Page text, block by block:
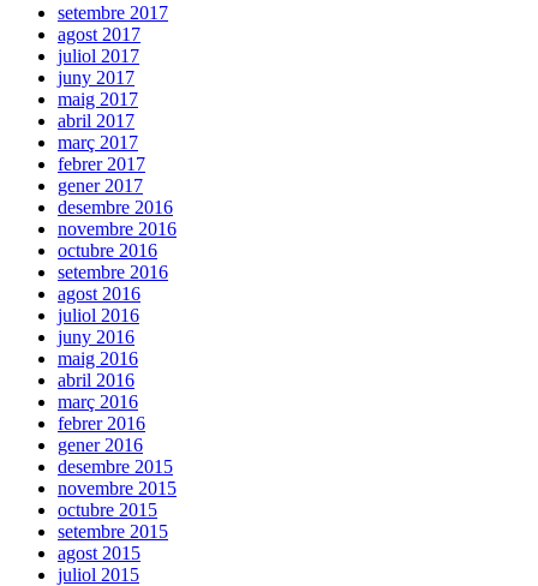
setembre 2017
agost 2017
juliol 2017
juny 2017
maig 2017
abril 2017
març 2017
febrer 2017
gener 2017
desembre 2016
novembre 2016
octubre 2016
setembre 2016
agost 2016
juliol 2016
juny 2016
maig 2016
abril 2016
març 2016
febrer 2016
gener 2016
desembre 2015
novembre 2015
octubre 2015
setembre 2015
agost 2015
juliol 2015